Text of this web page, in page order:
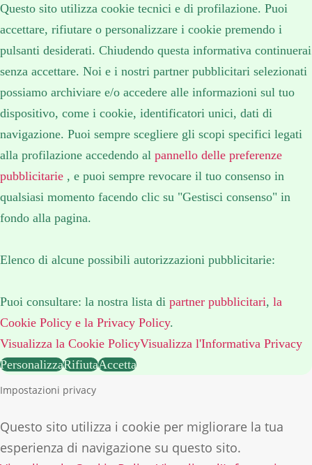
Questo sito utilizza cookie tecnici e di profilazione. Puoi
accettare, rifiutare o personalizzare i cookie premendo i
pulsanti desiderati. Chiudendo questa informativa continuerai
senza accettare. Noi e i nostri partner pubblicitari selezionati
possiamo archiviare e/o accedere alle informazioni sul tuo
dispositivo, come i cookie, identificatori unici, dati di
navigazione. Puoi sempre scegliere gli scopi specifici legati
alla profilazione accedendo al pannello delle preferenze
pubblicitarie , e puoi sempre revocare il tuo consenso in
qualsiasi momento facendo clic su "Gestisci consenso" in
fondo alla pagina.
Elenco di alcune possibili autorizzazioni pubblicitarie:
Puoi consultare: la nostra lista di partner pubblicitari, la
Cookie Policy e la Privacy Policy.
Visualizza la Cookie PolicyVisualizza l'Informativa Privacy
PersonalizzaRifiutaAccetta
Impostazioni privacy
Questo sito utilizza i cookie per migliorare la tua
esperienza di navigazione su questo sito.